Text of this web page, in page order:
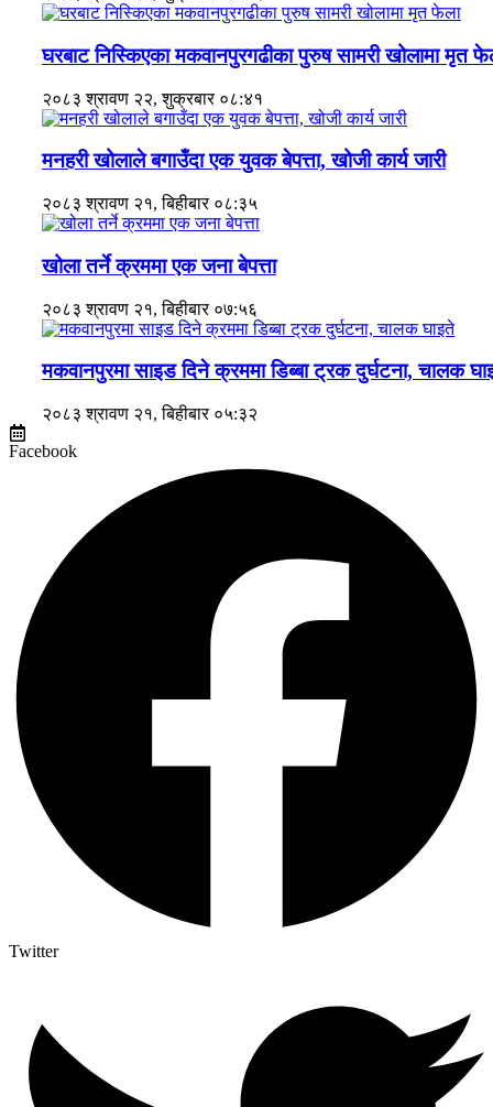
घरबाट निस्किएका मकवानपुरगढीका पुरुष सामरी खोलामा मृत
२०८३ श्रावण २२, शुक्रबार ०८:४१
मनहरी खोलाले बगाउँदा एक युवक बेपत्ता, खोजी कार्य जारी
२०८३ श्रावण २१, बिहीबार ०८:३५
खोला तर्ने क्रममा एक जना बेपत्ता
२०८३ श्रावण २१, बिहीबार ०७:५६
मकवानपुरमा साइड दिने क्रममा डिब्बा ट्रक दुर्घटना, चालक
२०८३ श्रावण २१, बिहीबार ०५:३२
Facebook
Twitter